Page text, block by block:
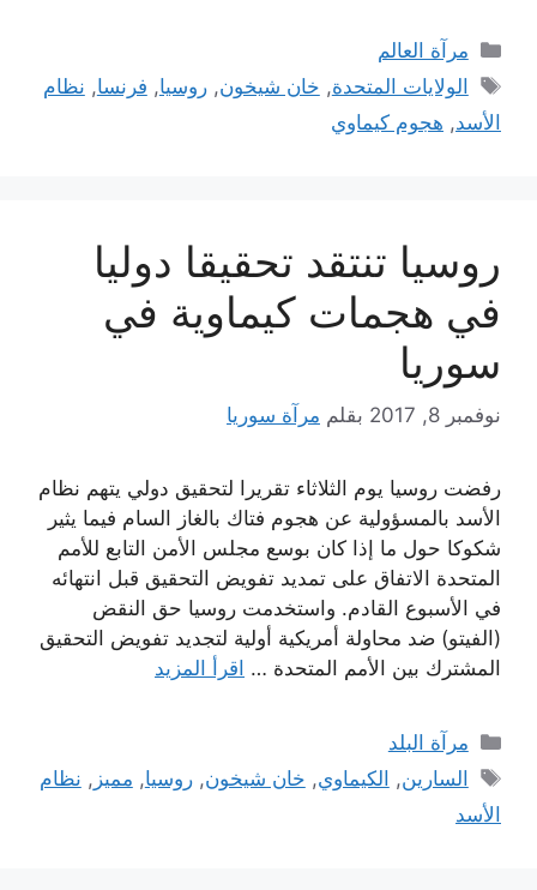
التصنيفات
مرآة العالم
الوسوم
الولايات المتحدة, خان شيخون,روسيا, فرنسا, نظام
الأسد, هجوم كيماوي
روسيا تنتقد تحقيقا دوليا
في هجمات كيماوية في
سوريا
نوفمبر 8, 2017 بقلم مرآة سوريا
رفضت روسيا يوم الثلاثاء تقريرا لتحقيق دولي يتهم نظام
الأسد بالمسؤولية عن هجوم فتاك بالغاز السام فيما يثير
شكوكا حول ما إذا كان بوسع مجلس الأمن التابع للأمم
المتحدة الاتفاق على تمديد تفويض التحقيق قبل انتهائه
في الأسبوع القادم. واستخدمت روسيا حق النقض
(الفيتو) ضد محاولة أمريكية أولية لتجديد تفويض التحقيق
المشترك بين الأمم المتحدة … اقرأ المزيد
التصنيفات
مرآة البلد
الوسوم
السارين, الكيماوي, خان شيخون,روسيا, مميز , نظام
الأسد